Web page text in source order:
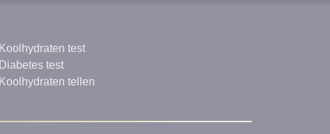
Koolhydraten test
Diabetes test
Koolhydraten tellen